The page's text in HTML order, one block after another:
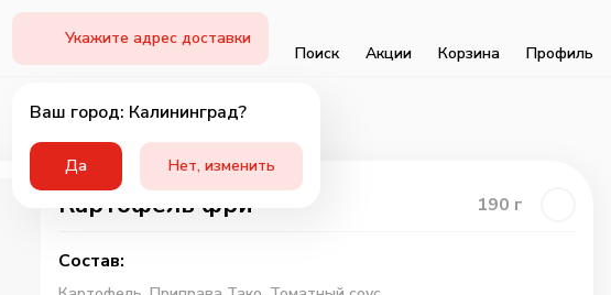
Укажите адрес доставки
Ваш город: Калининград?
Да Нет, изменить
Поиск Акции Корзина Профиль
Картофель фри 190 г
Состав: